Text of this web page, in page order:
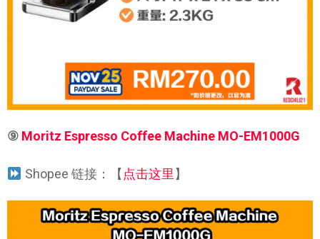
⑨ Moritz Espresso Coffee Machine MO-EM1000G
Shopee 链接：【点击这里】